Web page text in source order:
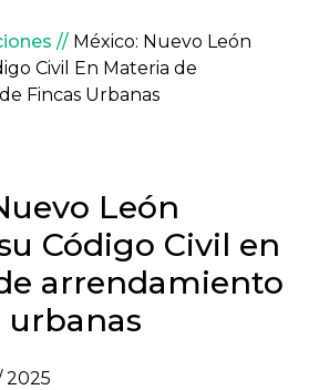
enlaces de
México: Nuevo León
Civil En Materia de
Fincas Urbanas
León
Código Civil en
arrendamiento
urbanas
2025